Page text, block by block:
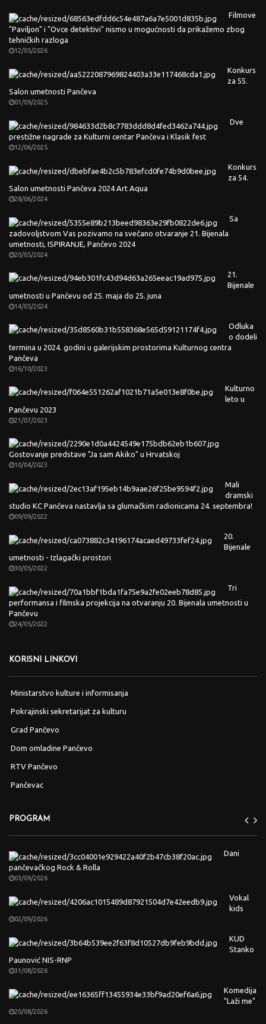
Filmove
"Paviljon" i "Ovce detektivi" nismo u mogućnosti da prikažemo zbog
tehničkih razloga
12/05/2026
Konkurs
za 55.
Salon umetnosti Pančeva
01/09/2025
Dve
prestižne nagrade za Kulturni centar Pančeva i Klasik fest
12/06/2025
Konkurs
za 54.
Salon umetnosti Pančeva 2024 Art Aqua
28/06/2024
Sa
zadovoljstvom Vas pozivamo na svečano otvaranje 21. Bijenala
umetnosti, ISPIRANJE, Pančevo 2024
20/05/2024
21.
Bijenale
umetnosti u Pančevu od 25. maja do 25. juna
14/05/2024
Odluka
o dodeli
termina u 2024. godini u galerijskim prostorima Kulturnog centra
Pančeva
16/10/2023
Kulturno
leto u
Pančevu 2023
21/07/2023
Gostovanje predstave "Ja sam Akiko" u Hrvatskoj
10/04/2023
Mali
dramski
studio KC Pančeva nastavlja sa glumačkim radionicama 24. septembra!
09/09/2022
20.
Bijenale
umetnosti - Izlagački prostori
30/05/2022
Tri
performansa i filmska projekcija na otvaranju 20. Bijenala umetnosti u
Pančevu
24/05/2022
KORISNI LINKOVI
Ministarstvo kulture i informisanja
Pokrajinski sekretarijat za kulturu
Grad Pančevo
Dom omladine Pančevo
RTV Pančevo
Pančevac
PROGRAM
Dani
pančevačkog Rock & Rolla
03/09/2026
Vokal
kids
02/09/2026
KUD
Stanko
Paunović NIS-RNP
31/08/2026
Komedija
"Laži me"
20/08/2026